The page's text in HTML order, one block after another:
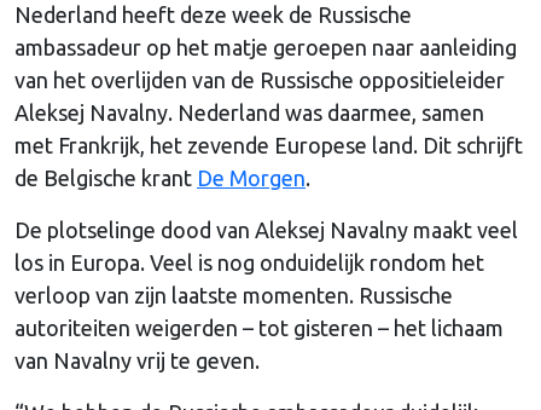
Nederland heeft deze week de Russische
ambassadeur op het matje geroepen naar aanleiding
van het overlijden van de Russische oppositieleider
Aleksej Navalny. Nederland was daarmee, samen
met Frankrijk, het zevende Europese land. Dit schrijft
de Belgische krant De Morgen.
De plotselinge dood van Aleksej Navalny maakt veel
los in Europa. Veel is nog onduidelijk rondom het
verloop van zijn laatste momenten. Russische
autoriteiten weigerden – tot gisteren – het lichaam
van Navalny vrij te geven.